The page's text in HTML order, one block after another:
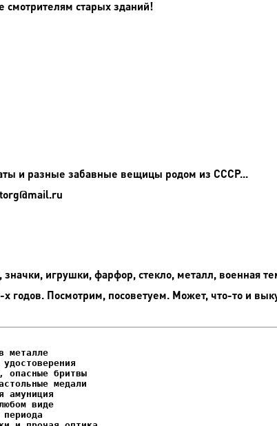
смотрителям старых зданий!
и разные забавные вещицы родом из СССР...
игрушки, фарфор, стекло, металл, военная
годов. Посмотрим, посоветуем. Может, что-то и
металле